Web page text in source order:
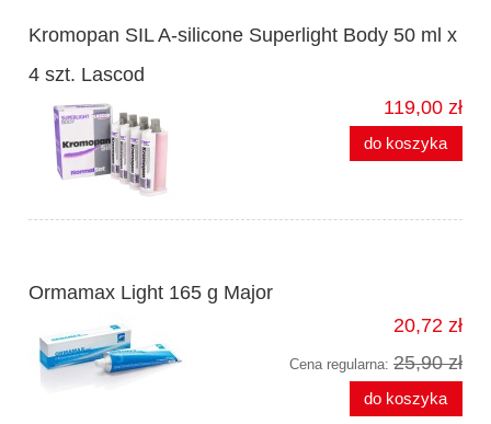
Kromopan SIL A-silicone Superlight Body 50 ml x
4 szt. Lascod
119,00 zł
do koszyka
Ormamax Light 165 g Major
20,72 zł
Cena regularna: 25,90 zł
do koszyka